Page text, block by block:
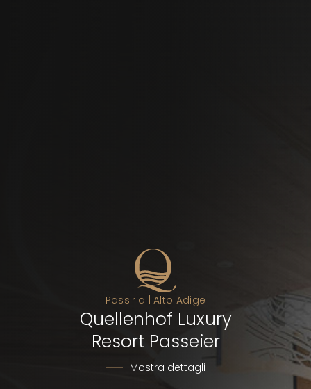
Passiria | Alto Adige
Quellenhof Luxury
Resort Passeier
Mostra dettagli